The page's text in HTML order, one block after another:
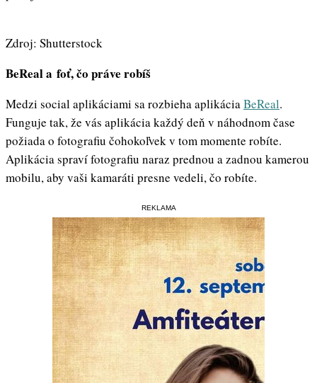
Zdroj: Shutterstock
BeReal a foť, čo práve robíš
Medzi social aplikáciami sa rozbieha aplikácia BeReal.
Funguje tak, že vás aplikácia každý deň v náhodnom čase
požiada o fotografiu čohokoľvek v tom momente robíte.
Aplikácia spraví fotografiu naraz prednou a zadnou kamerou
mobilu, aby vaši kamaráti presne vedeli, čo robíte.
REKLAMA